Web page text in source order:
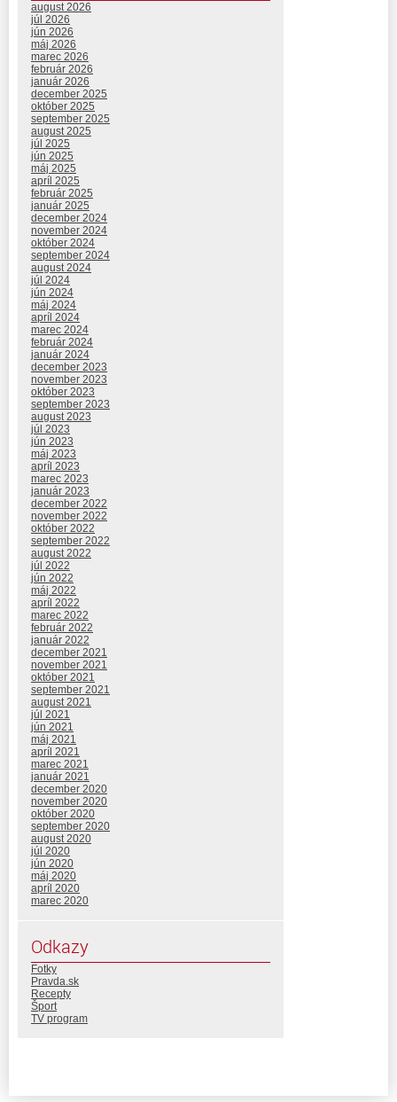
august 2026
júl 2026
jún 2026
máj 2026
marec 2026
február 2026
január 2026
december 2025
október 2025
september 2025
august 2025
júl 2025
jún 2025
máj 2025
apríl 2025
február 2025
január 2025
december 2024
november 2024
október 2024
september 2024
august 2024
júl 2024
jún 2024
máj 2024
apríl 2024
marec 2024
február 2024
január 2024
december 2023
november 2023
október 2023
september 2023
august 2023
júl 2023
jún 2023
máj 2023
apríl 2023
marec 2023
január 2023
december 2022
november 2022
október 2022
september 2022
august 2022
júl 2022
jún 2022
máj 2022
apríl 2022
marec 2022
február 2022
január 2022
december 2021
november 2021
október 2021
september 2021
august 2021
júl 2021
jún 2021
máj 2021
apríl 2021
marec 2021
január 2021
december 2020
november 2020
október 2020
september 2020
august 2020
júl 2020
jún 2020
máj 2020
apríl 2020
marec 2020
Odkazy
Fotky
Pravda.sk
Recepty
Šport
TV program